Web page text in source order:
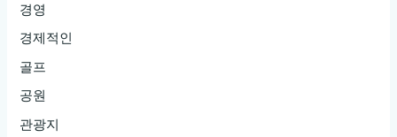
경영
경제적인
골프
공원
관광지